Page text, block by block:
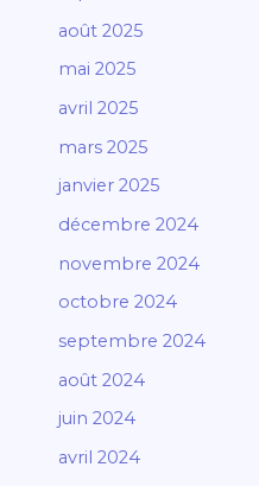
août 2025
mai 2025
avril 2025
mars 2025
janvier 2025
décembre 2024
novembre 2024
octobre 2024
septembre 2024
août 2024
juin 2024
avril 2024